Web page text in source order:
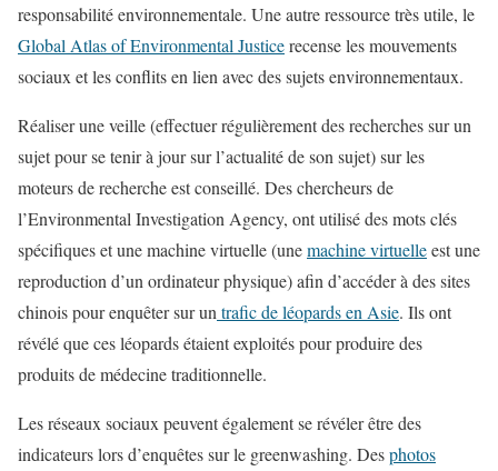
responsabilité environnementale. Une autre ressource très utile, le
Global Atlas of Environmental Justicerecense les mouvements
sociaux et les conflits en lien avec des sujets environnementaux.
Réaliser une veille (effectuer régulièrement des recherches sur un
sujet pour se tenir à jour sur l’actualité de son sujet) sur les
moteurs de recherche est conseillé. Des chercheurs de
l’Environmental Investigation Agency, ont utilisé des mots clés
spécifiques et une machine virtuelle (unemachine virtuelleest une
reproduction d’un ordinateur physique) afin d’accéder à des sites
chinois pour enquêter sur un trafic de léopards en Asie. Ils ont
révélé que ces léopards étaient exploités pour produire des
produits de médecine traditionnelle.
Les réseaux sociaux peuvent également se révéler être des
indicateurs lors d’enquêtes sur le greenwashing. Desphotos